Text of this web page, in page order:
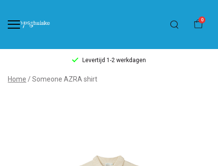
0
Levertijd 1-2 werkdagen
Someone
Home Someone AZRA shirt